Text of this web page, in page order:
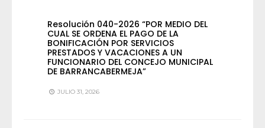
Resolución 040-2026 “POR MEDIO DEL
CUAL SE ORDENA EL PAGO DE LA
BONIFICACIÓN POR SERVICIOS
PRESTADOS Y VACACIONES A UN
FUNCIONARIO DEL CONCEJO MUNICIPAL
DE BARRANCABERMEJA”
JULIO 31, 2026